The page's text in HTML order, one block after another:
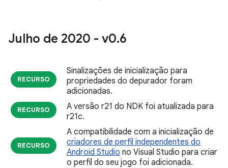
Julho de 2020 - v0.6
RECURSO
Sinalizações de inicialização para
propriedades do depurador foram
adicionadas.
RECURSO
A versão r21 do NDK foi atualizada para
r21c.
RECURSO
A compatibilidade com a inicialização de
criadores de perfil independentes do
Android Studio no Visual Studio para criar
o perfil do seu jogo foi adicionada.